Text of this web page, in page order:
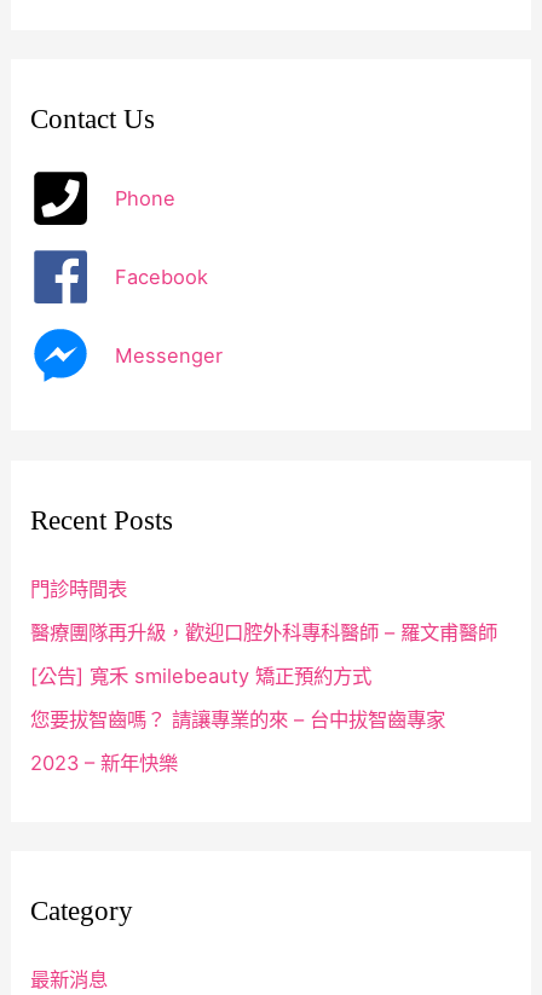
Contact Us
Phone
Facebook
Messenger
Recent Posts
門診時間表
醫療團隊再升級，歡迎口腔外科專科醫師 – 羅文甫醫師
[公告] 寬禾 smilebeauty 矯正預約方式
您要拔智齒嗎？ 請讓專業的來 – 台中拔智齒專家
2023 – 新年快樂
Category
最新消息